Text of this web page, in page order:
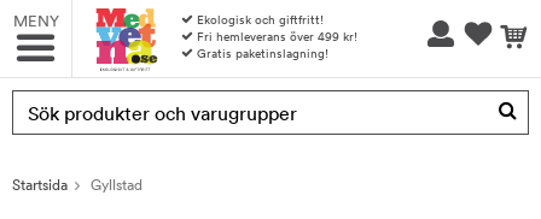
MENY
Ekologisk och giftfritt!
Fri hemleverans över 499 kr!
Gratis paketinslagning!
Produkten har blivit tillagd i varukorgen
Startsida Gyllstad